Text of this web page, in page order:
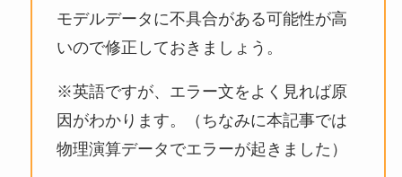
モデルデータに不具合がある可能性が高
いので修正しておきましょう。
※英語ですが、エラー文をよく見れば原
因がわかります。（ちなみに本記事では
物理演算データでエラーが起きました）